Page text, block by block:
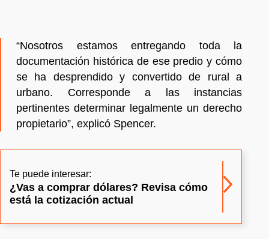
“Nosotros estamos entregando toda la
documentación histórica de ese predio y cómo
se ha desprendido y convertido de rural a
urbano. Corresponde a las instancias
pertinentes determinar legalmente un derecho
propietario”, explicó Spencer.
Te puede interesar:
¿Vas a comprar dólares? Revisa cómo
está la cotización actual